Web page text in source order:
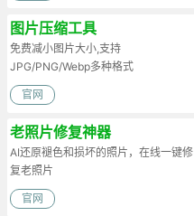
图片压缩工具
免费减小图片大小,支持
JPG/PNG/Webp多种格式
官网
老照片修复神器
AI还原褪色和损坏的照片，在线一键修
复老照片
官网